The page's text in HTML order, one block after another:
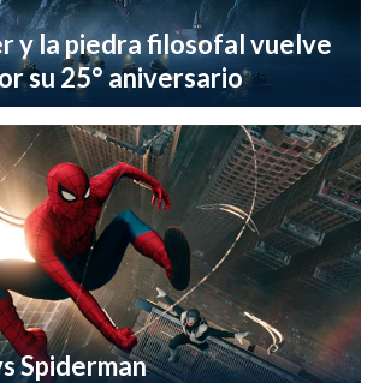
y la piedra filosofal vuelve
su 25° aniversario
Spiderman